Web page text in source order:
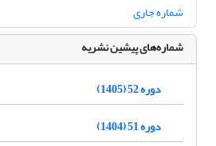
شماره جاری
شماره‌های پیشین نشریه
دوره 52 (1405)
دوره 51 (1404)